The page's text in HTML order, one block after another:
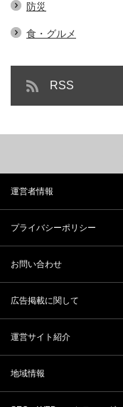
防災
食・グルメ
RSS
運営者情報
プライバシーポリシー
お問い合わせ
広告掲載に関して
運営サイト紹介
地域情報